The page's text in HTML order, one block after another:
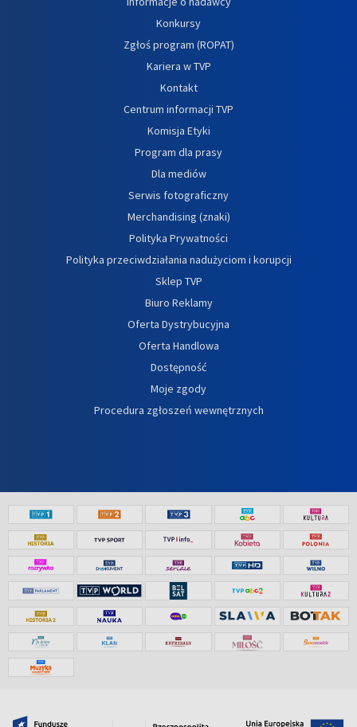
Konkursy
Zgłoś program (ROPAT)
Kariera w TVP
Kontakt
Centrum informacji TVP
Komisja Etyki
Program dla prasy
Dla mediów
Serwis fotograficzny
Merchandising (znaki)
Polityka Prywatności
Polityka przeciwdziałania nadużyciom i korupcji
Sklep TVP
Biuro Reklamy
Oferta Dystrybucyjna
Oferta Handlowa
Dostępność
Moje zgody
Procedura zgłoszeń wewnętrznych